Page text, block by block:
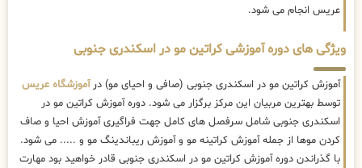
عریس انجام می شود.
ویژگی های دوره آموزشی کراتین مو در اسکندری جنوبی
آموزش کراتین مو در اسکندری جنوبی (صافی و احیای مو) درآموزشگاه عریس
توسط بهترین مربیان این مرکز برگزار می شود. دوره آموزش کراتین مو در
اسکندری جنوبی شامل سرفصل های کامل جهت فراگیری آموزش احیا و صاف
کردن موها از جمله آموزش کراتینه مو و آموزش ریباندینگ مو و ..... می شود.
با گذراندن دوره آموزش کراتین مو در اسکندری جنوبی قادر خواهید بود مهارت